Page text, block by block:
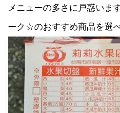
メニューの多さに戸惑いま
ーク☆のおすすめ商品を選